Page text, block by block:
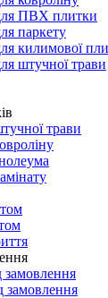
ПВХ плитки
паркету
килимової
штучної трави
трави
замовлення
замовлення